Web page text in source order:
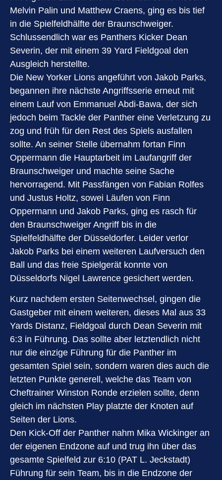
Melvin Palin und Matthew Craens, ging es bis tief
in die Spielfeldhälfte der Braunschweiger.
Schlussendlich war es Panthers Kicker Dean
Severin, der mit einem 39 Yard Fieldgoal den
Ausgleich herstellte.
Die New Yorker Lions angeführt von Jakob Parks,
begannen ihre nächste Angriffsserie erneut mit
einem Lauf von Emmanuel Abdi-Bawa, der sich
jedoch beim Tackle der Panther eine Verletzung zu
zog und früh für den Rest des Spiels ausfallen
sollte. An seiner Stelle übernahm fortan Finn
Oppermann die Hauptarbeit im Laufangriff der
Braunschweiger und machte seine Sache
hervorragend. Mit Passfängen von Fabian Rolfes
und Justus Holtz, sowei Läufen von Finn
Oppermann und Jakob Parks, ging es rasch für
den Braunschweiger Angriff bis in die
Spielfeldhälfte der Düsseldorfer. Leider verlor
Jakob Parks bei einem weiteren Laufversuch den
Ball und das freie Spielgerät konnte von
Düsseldorfs Nigel Lawrence gesichert werden.
Kurz nachdem ersten Seitenwechsel, gingen die
Gastgeber mit einem weiteren, dieses Mal aus 33
Yards Distanz, Fieldgoal durch Dean Severin mit
6:3 in Führung. Das sollte aber letztendlich nicht
nur die einzige Führung für die Panther im
gesamten Spiel sein, sondern waren dies auch die
letzten Punkte generell, welche das Team von
Cheftrainer Winston Ronde erzielen sollte, denn
gleich im nächsten Play platzte der Knoten auf
Seiten der Lions.
Den Kick-Off der Panther nahm Mika Wickinger an
der eigenen Endzone auf und trug ihn über das
gesamte Spielfeld zur 6:10 (PAT L. Jeckstadt)
Führung für sein Team, bis in die Endzone der